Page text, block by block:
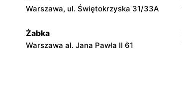
Warszawa, ul. Świętokrzyska 31/33A
Żabka
Warszawa al. Jana Pawła II 61